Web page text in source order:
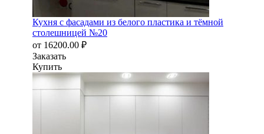
Кухня с фасадами из белого пластика и тёмной
столешницей №20
от 16200.00 ₽
Заказать
Купить